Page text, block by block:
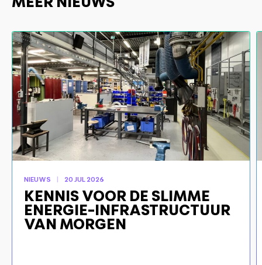
NIEUWS 20 JUL 2026
KENNIS VOOR DE SLIMME
ENERGIE-INFRASTRUCTUUR
VAN MORGEN